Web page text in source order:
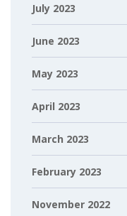
July 2023
June 2023
May 2023
April 2023
March 2023
February 2023
November 2022